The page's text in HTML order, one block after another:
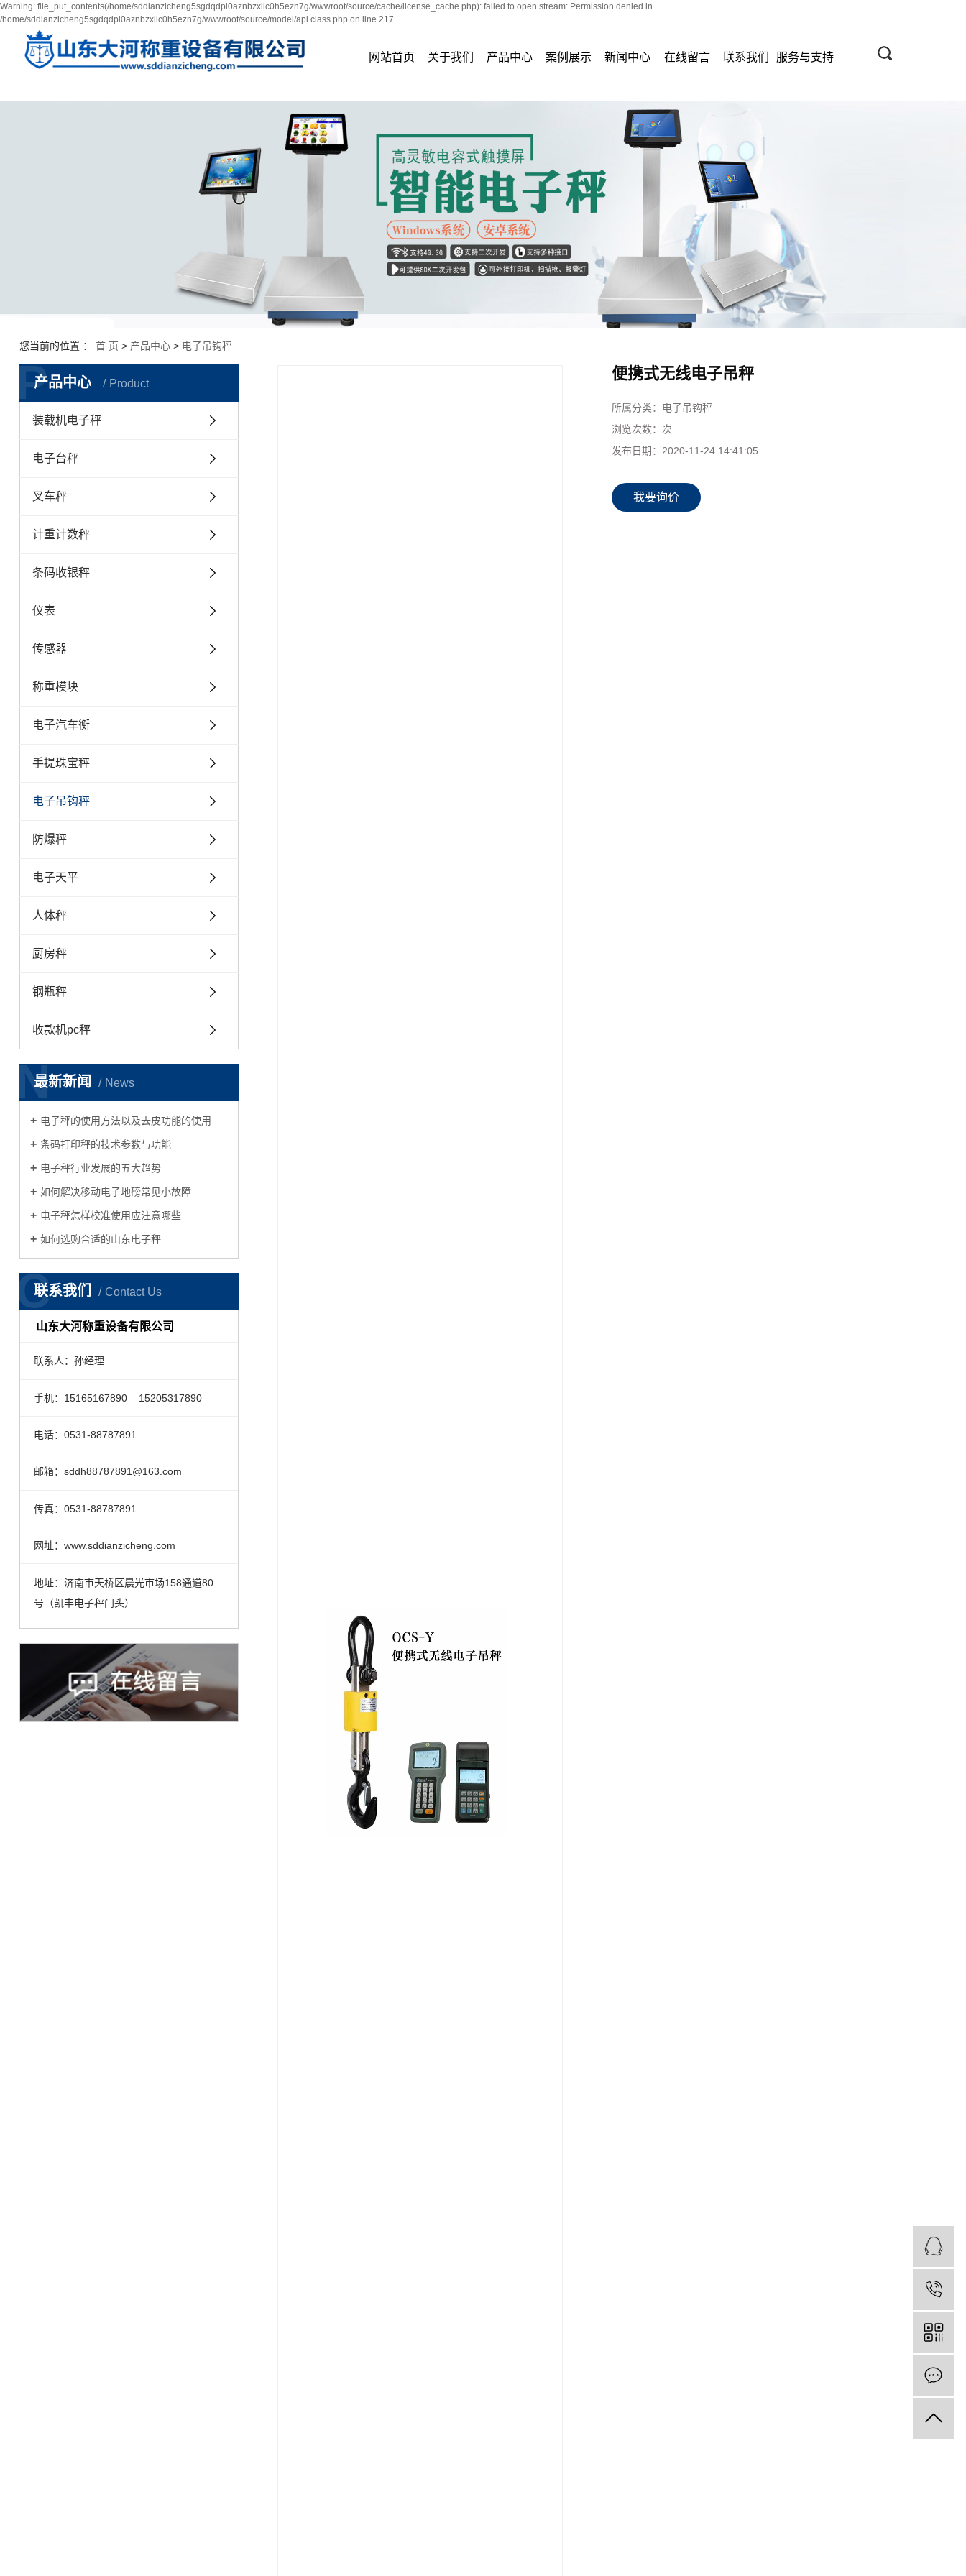
Warning: file_put_contents(/home/sddianzicheng5sgdqdpi0aznbzxilc0h5ezn7g/wwwroot/source/cache/license_cache.php): failed to open stream: Permission denied in
/home/sddianzicheng5sgdqdpi0aznbzxilc0h5ezn7g/wwwroot/source/model/api.class.php on line 217
网站首页 关于我们 产品中心 案例展示 新闻中心 在线留言 联系我们 服务与支持
您当前的位置 ： 首 页 > 产品中心> 电子吊钩秤
产品中心 Product
P
装载机电子秤
电子台秤
叉车秤
计重计数秤
条码收银秤
仪表
传感器
称重模块
电子汽车衡
手提珠宝秤
电子吊钩秤
防爆秤
电子天平
人体秤
厨房秤
钢瓶秤
收款机pc秤
最新新闻 News
N
电子秤的使用方法以及去皮功能的使用
条码打印秤的技术参数与功能
电子秤行业发展的五大趋势
如何解决移动电子地磅常见小故障
电子秤怎样校准使用应注意哪些
如何选购合适的山东电子秤
联系我们 Contact Us
C
山东大河称重设备有限公司
联系人：孙经理
手机：15165167890 15205317890
电话：0531-88787891
邮箱：sddh88787891@163.com
传真：0531-88787891
网址：www.sddianzicheng.com
地址：济南市天桥区晨光市场158通道80
号（凯丰电子秤门头）
便携式无线电子吊秤
所属分类： 电子吊钩秤
浏览次数： 次
发布日期： 2020-11-24 14:41:05
我要询价